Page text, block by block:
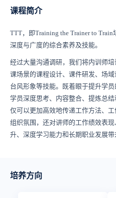
课程简介
TTT，即Training the Trainer to Train
深度与广度的综合素养及技能。
经过大量沟通调研，我们将内训师
课场景的课程设计、课件研发、场域
台风形象等技能。既着眼于提升学
学员深度思考、内容整合、提炼总
仅可以更加高效地传递工作方法、
组织氛围，还对讲师的工作绩效表
升、深度学习能力和长期职业发展带
培养方向